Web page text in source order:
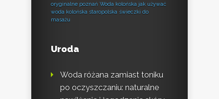
oryginalne poznań Woda kolońska jak używać
woda kolońska staropolska świeczki do
masażu
Uroda
Woda różana zamiast toniku
po oczyszczaniu: naturalne